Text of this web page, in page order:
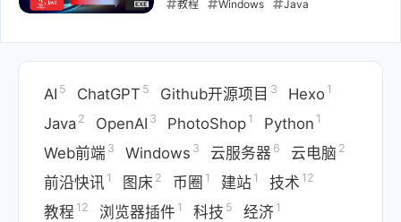
教程 Windows Java
AI 5 ChatGPT 5 Github开源项目 3 Hexo 1
Java 2 OpenAI 3 PhotoShop 1 Python 1
Web前端 3 Windows 3 云服务器 6 云电脑 2
前沿快讯 1 图床 2 币圈 1 建站 1 技术 12
教程 12 浏览器插件 1 科技 5 经济 1